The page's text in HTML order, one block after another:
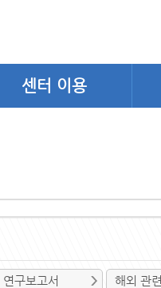
센터 이용
연구보고서 해외 관